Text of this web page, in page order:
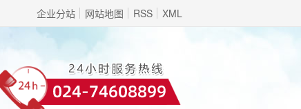
企业分站 网站地图 RSS XML